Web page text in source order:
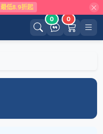
最低8.9折起
0 0